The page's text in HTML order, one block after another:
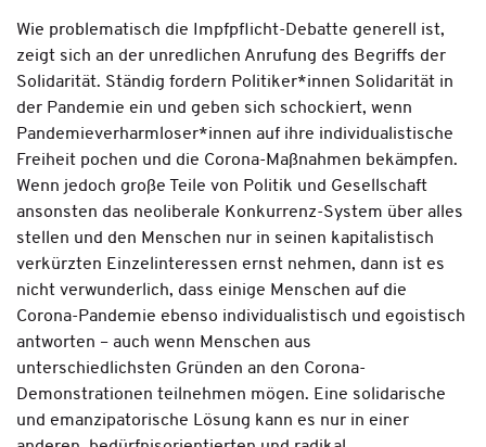
Wie problematisch die Impfpflicht-Debatte generell ist,
zeigt sich an der unredlichen Anrufung des Begriffs der
Solidarität. Ständig fordern Politiker*innen Solidarität in
der Pandemie ein und geben sich schockiert, wenn
Pandemieverharmloser*innen auf ihre individualistische
Freiheit pochen und die Corona-Maßnahmen bekämpfen.
Wenn jedoch große Teile von Politik und Gesellschaft
ansonsten das neoliberale Konkurrenz-System über alles
stellen und den Menschen nur in seinen kapitalistisch
verkürzten Einzelinteressen ernst nehmen, dann ist es
nicht verwunderlich, dass einige Menschen auf die
Corona-Pandemie ebenso individualistisch und egoistisch
antworten – auch wenn Menschen aus
unterschiedlichsten Gründen an den Corona-
Demonstrationen teilnehmen mögen. Eine solidarische
und emanzipatorische Lösung kann es nur in einer